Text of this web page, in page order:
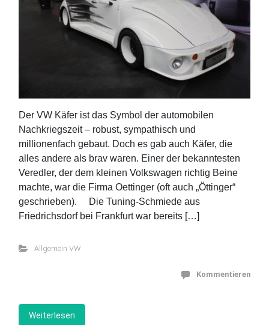
Der VW Käfer ist das Symbol der automobilen
Nachkriegszeit – robust, sympathisch und
millionenfach gebaut. Doch es gab auch Käfer, die
alles andere als brav waren. Einer der bekanntesten
Veredler, der dem kleinen Volkswagen richtig Beine
machte, war die Firma Oettinger (oft auch „Öttinger“
geschrieben). Die Tuning-Schmiede aus
Friedrichsdorf bei Frankfurt war bereits […]
Allgemein VW
Kommentieren
Weiterlesen